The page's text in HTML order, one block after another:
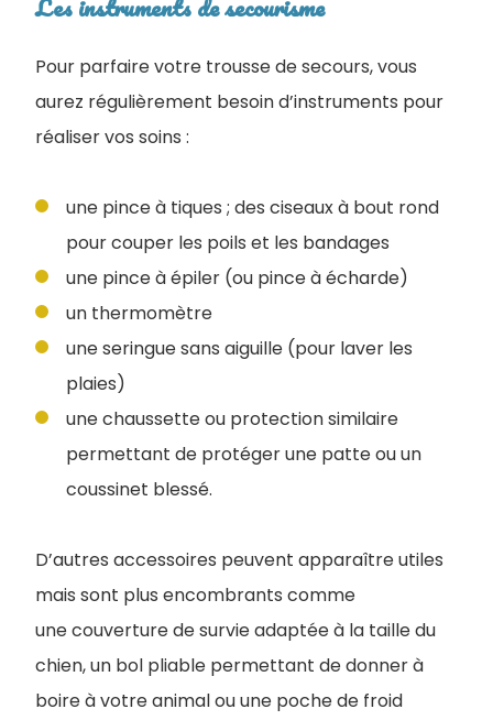
Pour parfaire votre trousse de secours, vous
aurez régulièrement besoin d’instruments pour
réaliser vos soins :
une pince à tiques ; des ciseaux à bout rond
pour couper les poils et les bandages
une pince à épiler (ou pince à écharde)
un thermomètre
une seringue sans aiguille (pour laver les
plaies)
une chaussette ou protection similaire
permettant de protéger une patte ou un
coussinet blessé.
D’autres accessoires peuvent apparaître utiles
mais sont plus encombrants comme
une couverture de survie adaptée à la taille du
chien, un bol pliable permettant de donner à
boire à votre animal ou une poche de froid